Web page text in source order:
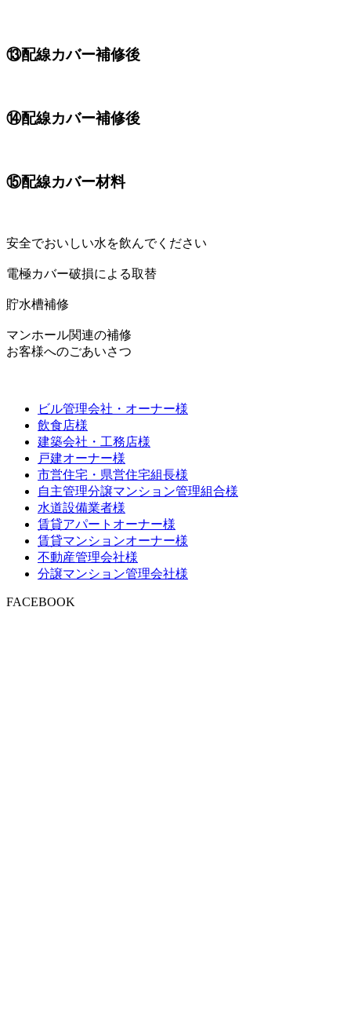
⑬配線カバー補修後
⑭配線カバー補修後
⑮配線カバー材料
安全でおいしい水を飲んでください
電極カバー破損による取替
貯水槽補修
マンホール関連の補修
お客様へのごあいさつ
ビル管理会社・オーナー様
飲食店様
建築会社・工務店様
戸建オーナー様
市営住宅・県営住宅組長様
自主管理分譲マンション管理組合様
水道設備業者様
賃貸アパートオーナー様
賃貸マンションオーナー様
不動産管理会社様
分譲マンション管理会社様
FACEBOOK